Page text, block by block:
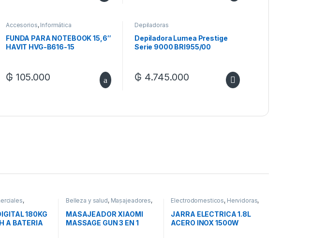
Accesorios, Informática
FUNDA PARA NOTEBOOK 15,6″
HAVIT HVG-B616-15
₲ 105.000
Depiladoras
Depiladora Lumea Prestige
Serie 9000 BRI955/00
₲ 4.745.000
,
180KG
A BATERIA
Belleza y salud, Masajeadores,
Regalos para Mamá
MASAJEADOR XIAOMI
MASSAGE GUN 3 EN 1
Electrodomesticos, Hervidoras,
Regalos para Mamá
JARRA ELECTRICA 1.8L
ACERO INOX 1500W